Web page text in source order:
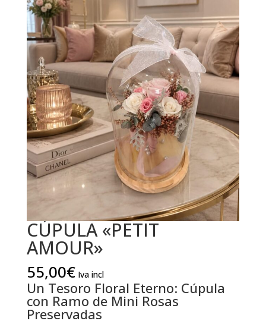
CÚPULA «PETIT
AMOUR»
55,00€ Iva incl
Un Tesoro Floral Eterno: Cúpula
con Ramo de Mini Rosas
Preservadas